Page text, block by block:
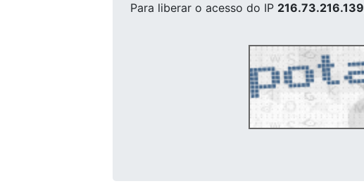
Para liberar o acesso do IP 216.73.216.139